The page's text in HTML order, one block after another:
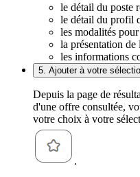
le détail du poste
le détail du profil
les modalités
la présentation de
les informations
5. Ajouter à votre
Depuis la page de
d'une offre consultée,
votre choix à votre
.